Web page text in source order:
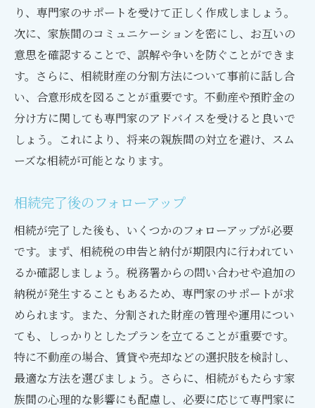
り、専門家のサポートを受けて正しく作成しましょう。
次に、家族間のコミュニケーションを密にし、お互いの
意思を確認することで、誤解や争いを防ぐことができま
す。さらに、相続財産の分割方法について事前に話し合
い、合意形成を図ることが重要です。不動産や預貯金の
分け方に関しても専門家のアドバイスを受けると良いで
しょう。これにより、将来の親族間の対立を避け、スム
ーズな相続が可能となります。
相続完了後のフォローアップ
相続が完了した後も、いくつかのフォローアップが必要
です。まず、相続税の申告と納付が期限内に行われてい
るか確認しましょう。税務署からの問い合わせや追加の
納税が発生することもあるため、専門家のサポートが求
められます。また、分割された財産の管理や運用につい
ても、しっかりとしたプランを立てることが重要です。
特に不動産の場合、賃貸や売却などの選択肢を検討し、
最適な方法を選びましょう。さらに、相続がもたらす家
族間の心理的な影響にも配慮し、必要に応じて専門家に